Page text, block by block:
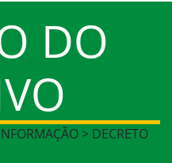
DO
> DECRETO